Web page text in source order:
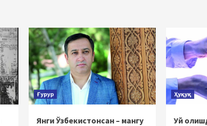
Ғурур
Янги Ўзбекистонсан – мангу
Ҳуқуқ
Уй